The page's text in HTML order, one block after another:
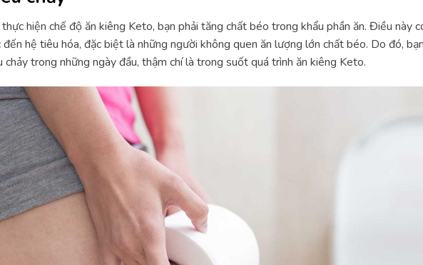
thực hiện chế độ ăn kiêng Keto, bạn phải tăng chất béo trong khẩu phần ăn. Điều này
đến hệ tiêu hóa, đặc biệt là những người không quen ăn lượng lớn chất béo. Do đó,
chảy trong những ngày đầu, thậm chí là trong suốt quá trình ăn kiêng Keto.